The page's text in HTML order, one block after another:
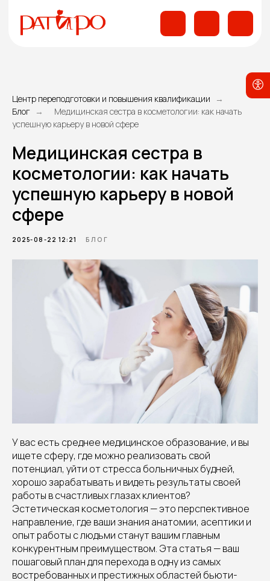
Центр переподготовки и повышения квалификации
Блог
Медицинская сестра в косметологии: как начать
успешную карьеру в новой сфере
Медицинская сестра в
косметологии: как начать
успешную карьеру в новой
сфере
2025-08-22 12:21 БЛОГ
У вас есть среднее медицинское образование, и вы
ищете сферу, где можно реализовать свой
потенциал, уйти от стресса больничных будней,
хорошо зарабатывать и видеть результаты своей
работы в счастливых глазах клиентов?
Эстетическая косметология — это перспективное
направление, где ваши знания анатомии, асептики и
опыт работы с людьми станут вашим главным
конкурентным преимуществом. Эта статья — ваш
пошаговый план для перехода в одну из самых
востребованных и престижных областей бьюти-